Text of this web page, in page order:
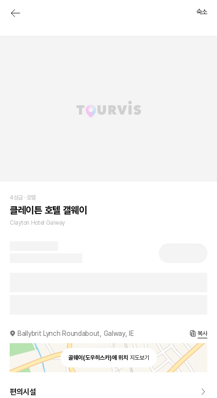
숙소
4성급 · 호텔
클레이튼 호텔 갤웨이
Clayton Hotel Galway
Ballybrit Lynch Roundabout, Galway, IE 복사
골웨이(도우히스카)에 위치 지도보기
편의시설